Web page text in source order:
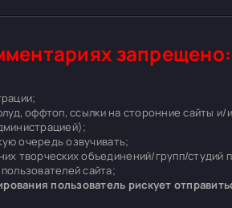
запрещено:
оффтоп, ссылки на сторонние сайты
очередь озвучивать;
творческих объединений/групп/студий
сайта;
пользователь рискует